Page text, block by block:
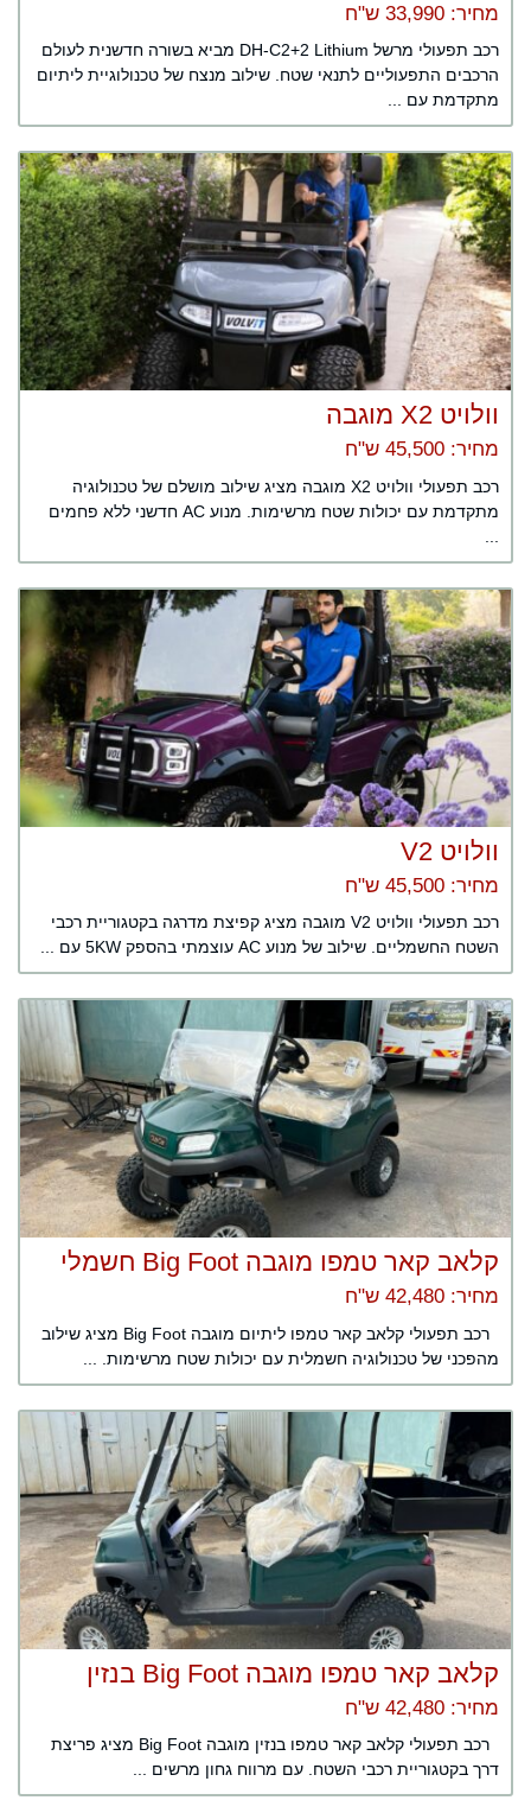
מחיר: 33,990 ש"ח
רכב תפעולי מרשל DH-C2+2 Lithium מביא בשורה חדשנית לעולם
הרכבים התפעוליים לתנאי שטח. שילוב מנצח של טכנולוגיית ליתיום
מתקדמת עם ...
וולויט X2 מוגבה
מחיר: 45,500 ש"ח
רכב תפעולי וולויט X2 מוגבה מציג שילוב מושלם של טכנולוגיה
מתקדמת עם יכולות שטח מרשימות. מנוע AC חדשני ללא פחמים
וולויט V2
מחיר: 45,500 ש"ח
רכב תפעולי וולויט V2 מוגבה מציג קפיצת מדרגה בקטגוריית רכבי
השטח החשמליים. שילוב של מנוע AC עוצמתי בהספק 5KW עם ...
קלאב קאר טמפו מוגבה Big Foot חשמלי
מחיר: 42,480 ש"ח
רכב תפעולי קלאב קאר טמפו ליתיום מוגבה Big Foot מציג שילוב
מהפכני של טכנולוגיה חשמלית עם יכולות שטח מרשימות. ...
קלאב קאר טמפו מוגבה Big Foot בנזין
מחיר: 42,480 ש"ח
רכב תפעולי קלאב קאר טמפו בנזין מוגבה Big Foot מציג פריצת
דרך בקטגוריית רכבי השטח. עם מרווח גחון מרשים ...